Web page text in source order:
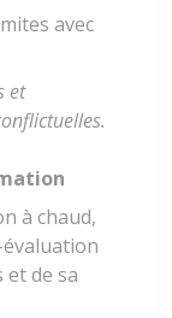
avec
et
à chaud,
de sa